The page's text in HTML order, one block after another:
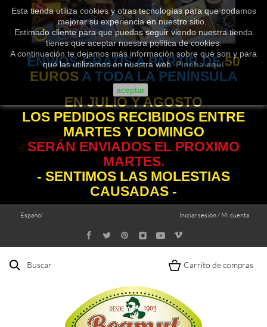
Esta tienda utiliza cookies y otras tecnologías para que podamos
mejorar su experiencia en nuestro sitio.
Estimado cliente para que puedas seguir viendo nuestra tienda
tienes que aceptar nuestra política de cookies.
A continuación te dejamos más información sobre qué son y para
qué las utilizamos en nuestra web.Pincha aquí
aceptar
ENVÍOS GRATIS A PARTIR DE50
EUROSA TODA LA PENÍNSULA
EN JULIO Y AGOSTO
LOS PEDIDOS RECIBIDOS ENTRE
MARTES Y DOMINGO
SERÁN ENVIADOS EL PROXIMO
MARTES.
- SENTIMOS LAS MOLESTIAS
CAUSADAS -
Iniciar sesión / Mi cuenta
Español
Buscar Carrito de compras